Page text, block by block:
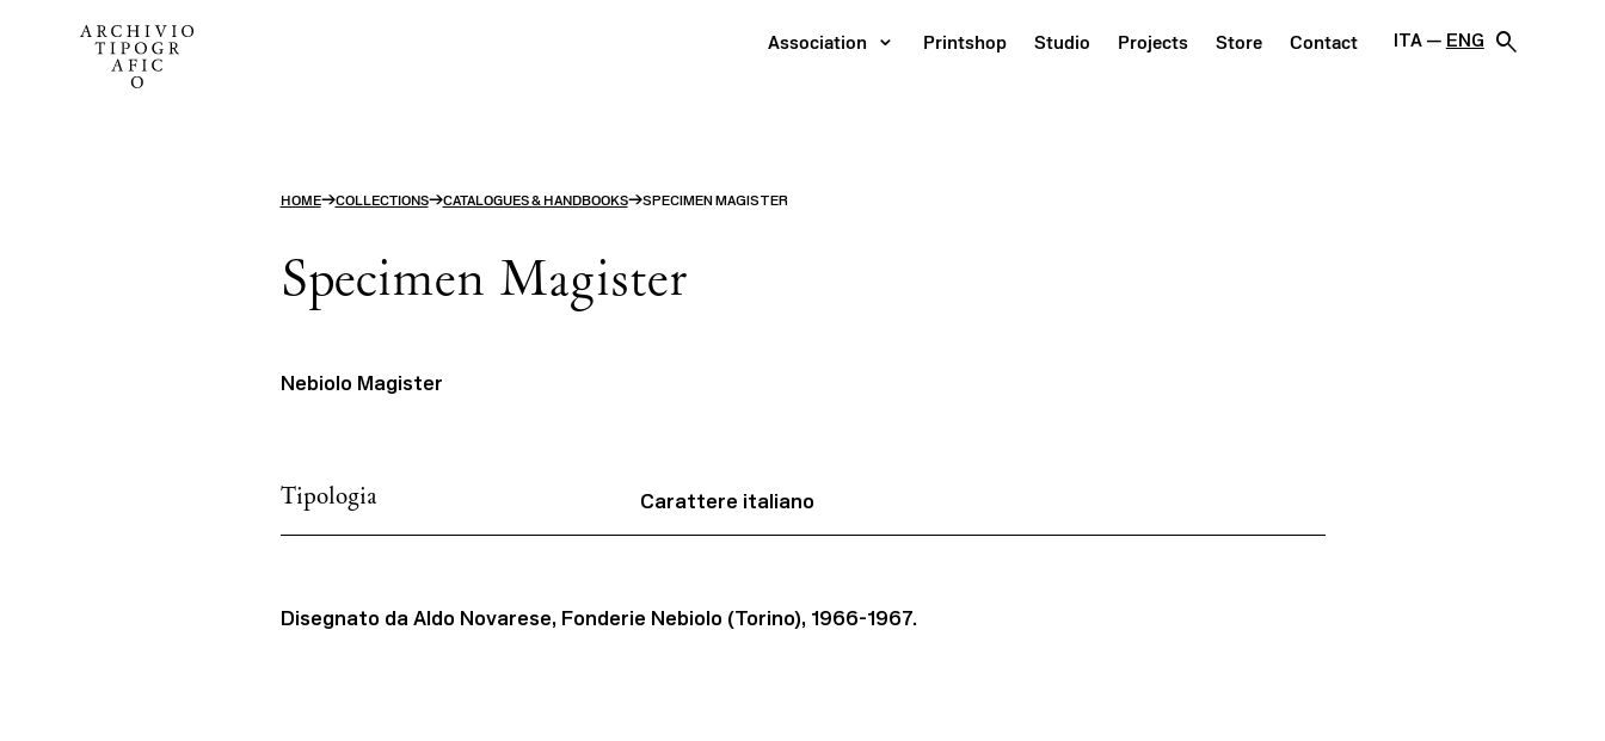
Association Printshop Studio Projects Store Contact ITA ENG search
HOME→COLLECTIONS→CATALOGUES & HANDBOOKS→SPECIMEN MAGISTER
Specimen Magister
Nebiolo Magister
Tipologia Carattere italiano
Disegnato da Aldo Novarese, Fonderie Nebiolo (Torino), 1966-1967.